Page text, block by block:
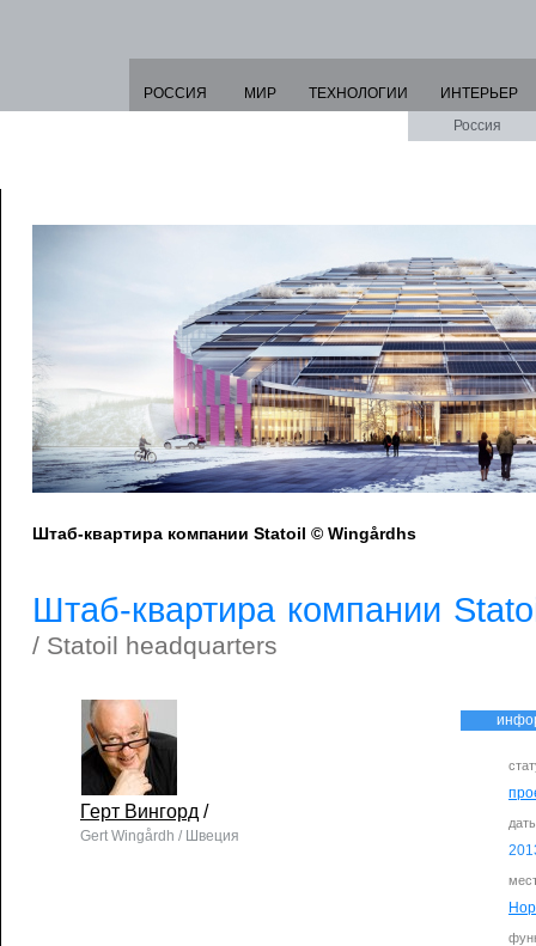
РОССИЯ МИР ТЕХНОЛОГИИ
ИНТЕРЬЕР
Россия
Штаб-квартира компании Statoil © Wingårdhs
Штаб-квартира компании
/ Statoil headquarters
Герт Вингорд /
Gert Wingårdh / Швеция